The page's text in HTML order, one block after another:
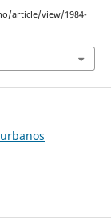
article/view/1984-